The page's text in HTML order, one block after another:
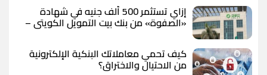
إزاي تستثمر 500 ألف جنيه في شهادة
«الصفوة» من بنك بيت التمويل الكويتي –
مصر بعد رفع العائد؟
كيف تحمي معاملاتك البنكية الإلكترونية
من الاحتيال والاختراق؟